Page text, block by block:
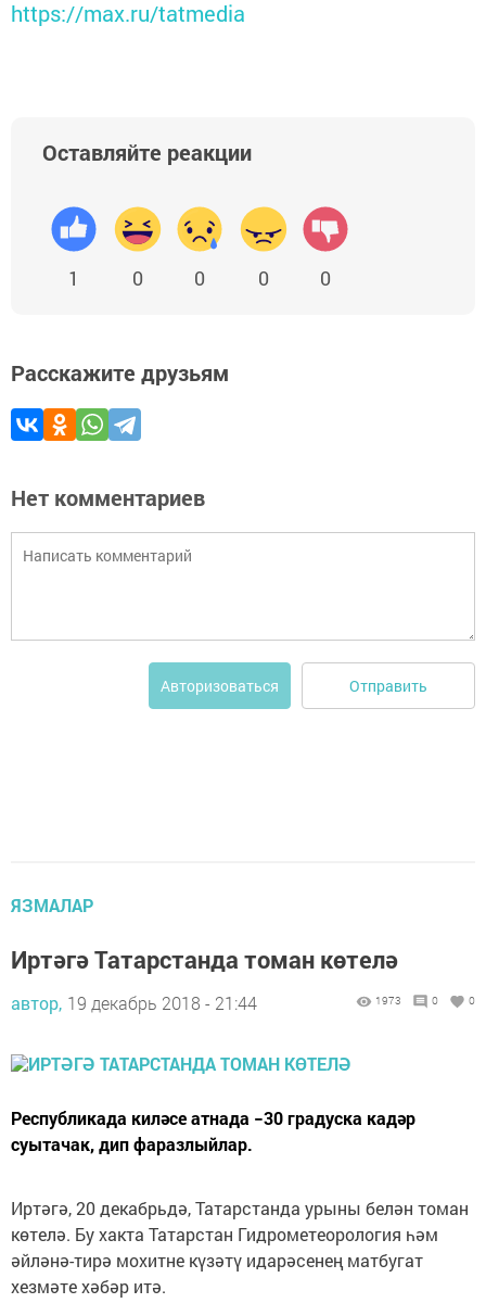
https://max.ru/tatmedia
Оставляйте реакции
1 0 0 0 0
Расскажите друзьям
Нет комментариев
Авторизоваться Отправить
ЯЗМАЛАР
Иртәгә Татарстанда томан көтелә
автор, 19 декабрь 2018 - 21:44 1973 0 0
Республикада киләсе атнада −30 градуска кадәр
суытачак, дип фаразлыйлар.
Иртәгә, 20 декабрьдә, Татарстанда урыны белән томан
көтелә. Бу хакта Татарстан Гидрометеорология һәм
әйләнә-тирә мохитне күзәтү идарәсенең матбугат
хезмәте хәбәр итә.